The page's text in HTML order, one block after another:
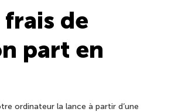
de
part en
ordinateur la lance à partir d’une